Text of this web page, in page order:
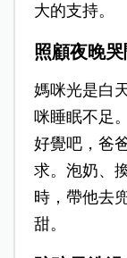
大的支持。
照顧夜晚
媽咪光是白
咪睡眠不足
好覺吧，爸
求。泡奶、
時，帶他去
甜。